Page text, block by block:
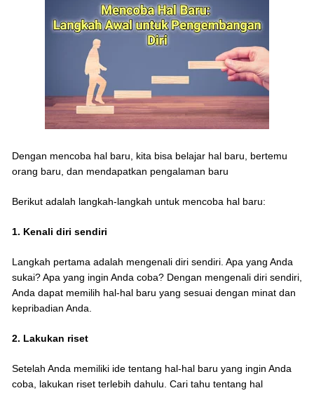
Dengan mencoba hal baru, kita bisa belajar hal baru, bertemu
orang baru, dan mendapatkan pengalaman baru
Berikut adalah langkah-langkah untuk mencoba hal baru:
1. Kenali diri sendiri
Langkah pertama adalah mengenali diri sendiri. Apa yang Anda
sukai? Apa yang ingin Anda coba? Dengan mengenali diri sendiri,
Anda dapat memilih hal-hal baru yang sesuai dengan minat dan
kepribadian Anda.
2. Lakukan riset
Setelah Anda memiliki ide tentang hal-hal baru yang ingin Anda
coba, lakukan riset terlebih dahulu. Cari tahu tentang hal